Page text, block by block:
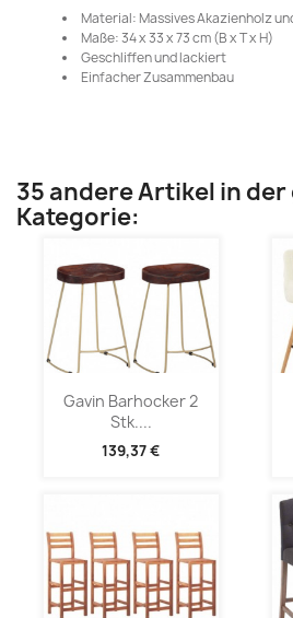
Material: Massives Akazienholz
Maße: 34 x 33 x 73 cm (B x T x H)
Geschliffen und lackiert
Einfacher Zusammenbau
35 andere Artikel in
Kategorie:
Gavin Barhocker 2
Stk....
139,37 €